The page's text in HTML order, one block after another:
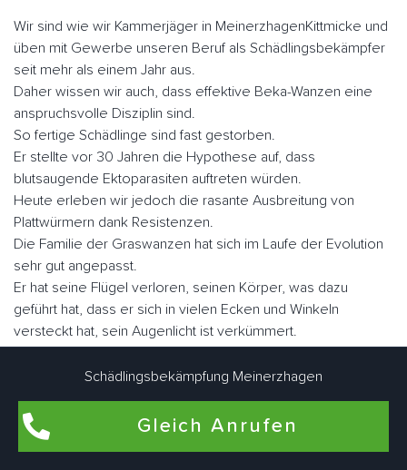
Wir sind wie wir Kammerjäger in MeinerzhagenKittmicke und
üben mit Gewerbe unseren Beruf als Schädlingsbekämpfer
seit mehr als einem Jahr aus.
Daher wissen wir auch, dass effektive Beka-Wanzen eine
anspruchsvolle Disziplin sind.
So fertige Schädlinge sind fast gestorben.
Er stellte vor 30 Jahren die Hypothese auf, dass
blutsaugende Ektoparasiten auftreten würden.
Heute erleben wir jedoch die rasante Ausbreitung von
Plattwürmern dank Resistenzen.
Die Familie der Graswanzen hat sich im Laufe der Evolution
sehr gut angepasst.
Er hat seine Flügel verloren, seinen Körper, was dazu
geführt hat, dass er sich in vielen Ecken und Winkeln
versteckt hat, sein Augenlicht ist verkümmert.
Wenn Sie sie schnell betrachten, ähneln sie in Größe und
Es gibt ungefähr fünf Millionen Parasiten, wenn sie nüchtern
sind, aber sie können eine Größe von fast einem Zoll
Schädlingsbekämpfung Meinerzhagen
Gleich Anrufen